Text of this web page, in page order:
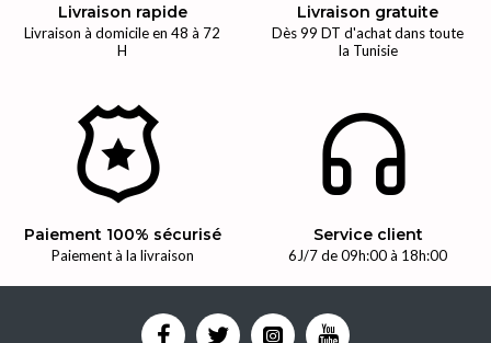
Livraison rapide
Livraison à domicile en 48 à 72
H
Livraison gratuite
Dès 99 DT d'achat dans toute
la Tunisie
Paiement 100% sécurisé
Paiement à la livraison
Service client
6J/7 de 09h:00 à 18h:00